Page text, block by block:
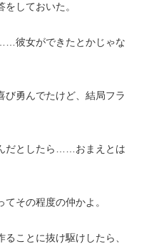
しておいた。
彼女ができたとかじゃな
び勇んでたけど、結局フラ
だとしたら……おまえとは
その程度の仲かよ。
ことに抜け駆けしたら、